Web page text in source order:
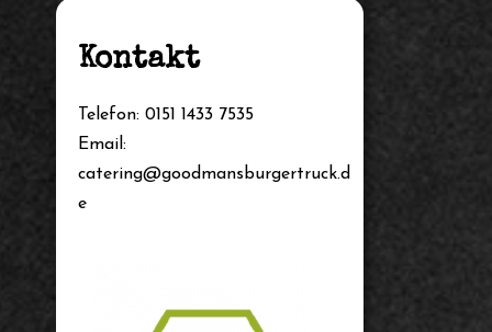
Kontakt
Telefon: 0151 1433 7535
Email:
catering@goodmansburgertruck.d
e